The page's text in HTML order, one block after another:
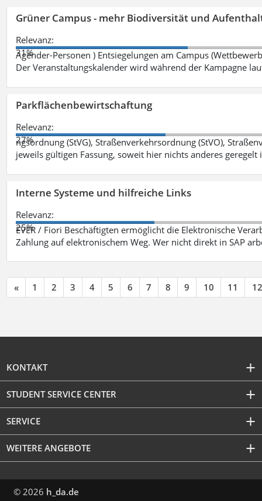
Grüner Campus - mehr Biodiversität und
Relevanz:
31%
Agender-Personen ) Entsiegelungen am Campus
Der Veranstaltungskalender wird während der Kampagne
Parkflächenbewirtschaftung
Relevanz:
27%
ngsordnung (StVG), Straßenverkehrsordnung (StVO),
jeweils gültigen Fassung, soweit hier nichts anderes geregelt
Interne Systeme und hilfreiche Links
Relevanz:
25%
EVER / Fiori Beschäftigten ermöglicht die Elektronische
Zahlung auf elektronischem Weg. Wer nicht direkt in SAP
« 1 2 3 4 5 6 7 8 9 10 11 12
KONTAKT
STUDENT SERVICE CENTER
SERVICE
WEITERE ANGEBOTE
© 2026 h_da.de